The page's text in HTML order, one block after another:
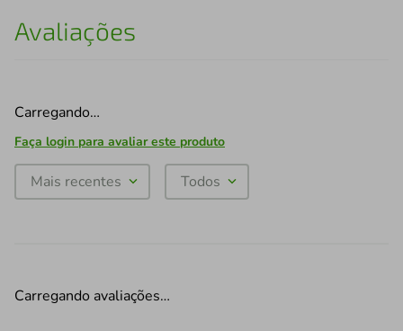
Avaliações
Carregando…
Faça login para avaliar este produto
Mais recentes Todos
Carregando avaliações…